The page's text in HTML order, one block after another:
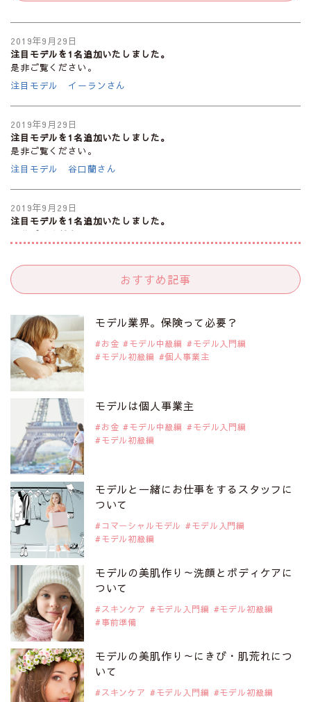
2019年9月29日
注目モデルを1名追加いたしました。
是非ご覧ください。
注目モデル イーランさん
2019年9月29日
注目モデルを1名追加いたしました。
是非ご覧ください。
注目モデル 谷口蘭さん
2019年9月29日
注目モデルを1名追加いたしました。
是非ご覧ください。
2019年9月29日
是非ご覧ください。
注目モデル 松川 来海さん
2019年9月29日
是非ご覧ください。
注目モデル 中条あやみさん
2019年9月29日
注目モデルを1名追加いたしました。
是非ご覧ください。
注目モデル 水原佑果さん
2019年9月29日
注目モデルを1名追加いたしました。
是非ご覧ください。
注目モデル CHIHARUさん
2019年9月29日
注目モデルを1名追加いたしました。
是非ご覧ください。
注目モデル 藤井サチさん
おすすめ記事
モデル業界。保険って必要？
お金 モデル中級編
モデル入門編
モデル初級編
個人事業主
モデルは個人事業主
お金 モデル中級編
モデル入門編
モデル初級編
モデルと一緒にお仕事をするスタッフに
ついて
コマーシャルモデル
モデル入門編
モデル初級編
モデルの美肌作り～洗顔とボディケアに
ついて
スキンケア モデル入門編
モデル初級編
事前準備
モデルの美肌作り～にきび・肌荒れにつ
いて
スキンケア モデル入門編
モデル初級編